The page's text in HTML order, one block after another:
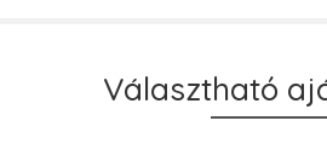
Választható